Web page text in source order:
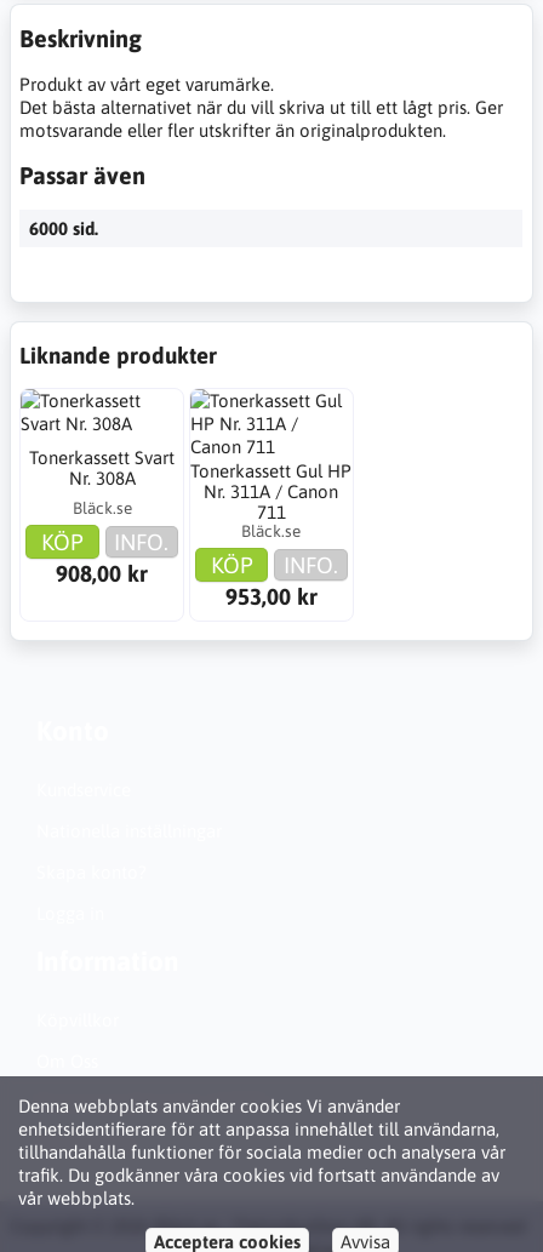
Beskrivning
Produkt av vårt eget varumärke.
Det bästa alternativet när du vill skriva ut till ett lågt pris. Ger
motsvarande eller fler utskrifter än originalprodukten.
Passar även
6000 sid.
Liknande produkter
Tonerkassett Svart
Nr. 308A
Bläck.se
KÖP
INFO.
908,00 kr
Tonerkassett Gul HP
Nr. 311A / Canon
711
Bläck.se
KÖP
INFO.
953,00 kr
Denna webbplats använder cookies Vi använder
enhetsidentifierare för att anpassa innehållet till användarna,
tillhandahålla funktioner för sociala medier och analysera vår
trafik. Du godkänner våra cookies vid fortsatt användande av
vår webbplats.
Acceptera cookies Avvisa
Personuppgiftspolicy (GDPR)
Om Cookies
Copyright © 2026 Bläck.se / Patronbutiken AB. All rights reserved ·